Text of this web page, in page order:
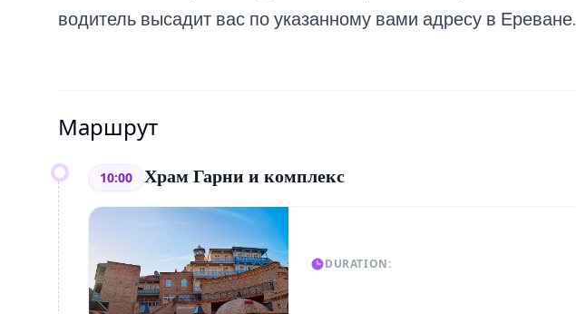
водитель высадит вас по указанному вами адресу в Ереване.
Маршрут
10:00 Храм Гарни и комплекс
DURATION: